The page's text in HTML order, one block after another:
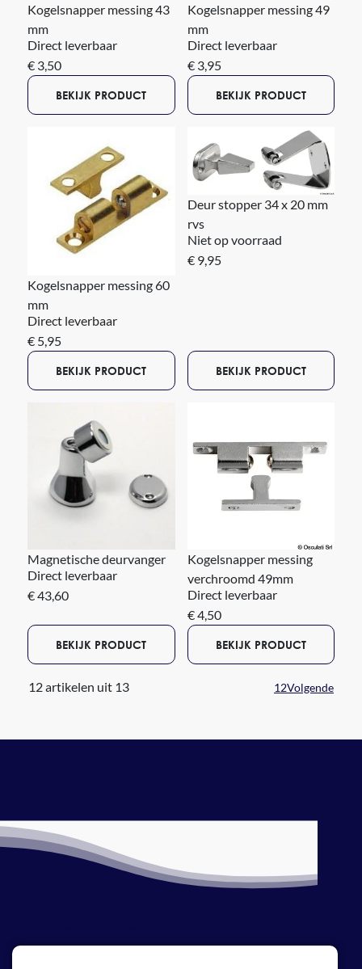
Kogelsnapper messing 43
mm
Direct leverbaar
€ 3,50
BEKIJK PRODUCT
Kogelsnapper messing 49
mm
Direct leverbaar
€ 3,95
BEKIJK PRODUCT
Kogelsnapper messing 60
mm
Direct leverbaar
€ 5,95
BEKIJK PRODUCT
Deur stopper 34 x 20 mm
rvs
Niet op voorraad
€ 9,95
BEKIJK PRODUCT
Magnetische deurvanger
Direct leverbaar
€ 43,60
BEKIJK PRODUCT
Kogelsnapper messing
verchroomd 49mm
Direct leverbaar
€ 4,50
BEKIJK PRODUCT
12 artikelen uit 13 12Volgende